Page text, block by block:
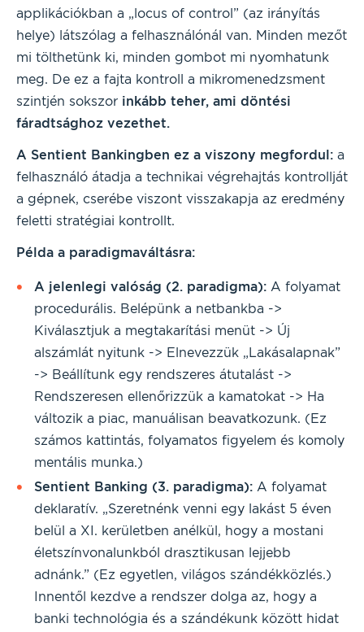
applikációkban a „locus of control” (az irányítás
helye) látszólag a felhasználónál van. Minden mezőt
mi tölthetünk ki, minden gombot mi nyomhatunk
meg. De ez a fajta kontroll a mikromenedzsment
szintjén sokszor inkább teher, ami döntési
fáradtsághoz vezethet.
A Sentient Bankingben ez a viszony megfordul: a
felhasználó átadja a technikai végrehajtás kontrollját
a gépnek, cserébe viszont visszakapja az eredmény
feletti stratégiai kontrollt.
Példa a paradigmaváltásra:
A jelenlegi valóság (2. paradigma): A folyamat
procedurális. Belépünk a netbankba ->
Kiválasztjuk a megtakarítási menüt -> Új
alszámlát nyitunk -> Elnevezzük „Lakásalapnak”
-> Beállítunk egy rendszeres átutalást ->
Rendszeresen ellenőrizzük a kamatokat -> Ha
változik a piac, manuálisan beavatkozunk. (Ez
számos kattintás, folyamatos figyelem és komoly
mentális munka.)
Sentient Banking (3. paradigma): A folyamat
deklaratív. „Szeretnénk venni egy lakást 5 éven
belül a XI. kerületben anélkül, hogy a mostani
életszínvonalunkból drasztikusan lejjebb
adnánk.” (Ez egyetlen, világos szándékközlés.)
Innentől kezdve a rendszer dolga az, hogy a
banki technológia és a szándékunk között hidat